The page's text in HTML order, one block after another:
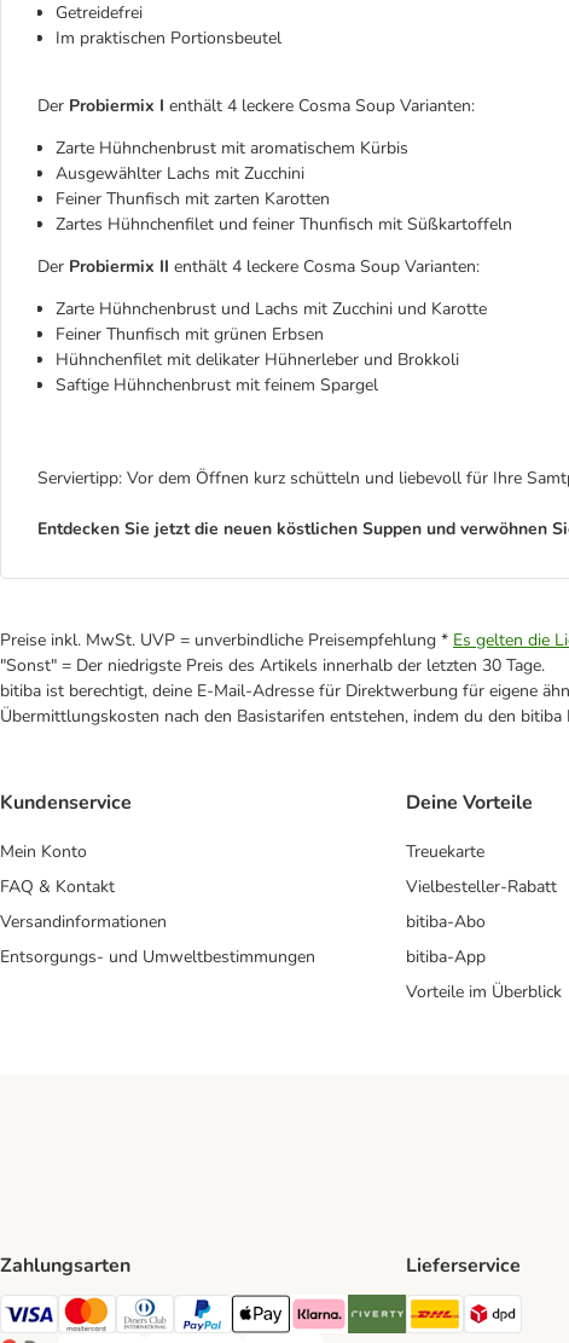
Getreidefrei
Im praktischen Portionsbeutel
Der Probiermix I enthält 4 leckere Cosma Soup Varianten:
Zarte Hühnchenbrust mit aromatischem Kürbis
Ausgewählter Lachs mit Zucchini
Feiner Thunfisch mit zarten Karotten
Zartes Hühnchenfilet und feiner Thunfisch mit Süßkartoffeln
Der Probiermix II enthält 4 leckere Cosma Soup Varianten:
Zarte Hühnchenbrust und Lachs mit Zucchini und Karotte
Feiner Thunfisch mit grünen Erbsen
Hühnchenfilet mit delikater Hühnerleber und Brokkoli
Saftige Hühnchenbrust mit feinem Spargel
Serviertipp: Vor dem Öffnen kurz schütteln und liebevoll für Ihre
Entdecken Sie jetzt die neuen köstlichen Suppen und verwöhnen
Preise inkl. MwSt. UVP = unverbindliche Preisempfehlung * Es gelten die
"Sonst" = Der niedrigste Preis des Artikels innerhalb der letzten 30 Tage.
bitiba ist berechtigt, deine E-Mail-Adresse für Direktwerbung für eigene
Übermittlungskosten nach den Basistarifen entstehen, indem du den
Kundenservice
Mein Konto
FAQ & Kontakt
Versandinformationen
Entsorgungs- und Umweltbestimmungen
Deine Vorteile
Treuekarte
Vielbesteller-Rabatt
bitiba-Abo
bitiba-App
Vorteile im Überblick
Zahlungsarten
Visa Payment Method
Mastercard Payment Method
Diners Club Payment Method
PayPal Payment Method
Apple Pay Payment Method
Klarna Payment Method
Riverty Payment Method
Lieferservice
DHL